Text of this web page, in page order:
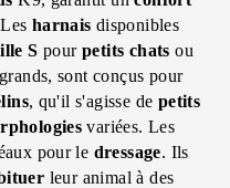
harnais disponibles
S pourpetits chats ou
sont conçus pour
, qu'il s'agisse de petits
variées. Les
pour le dressage. Ils
leur animal à des